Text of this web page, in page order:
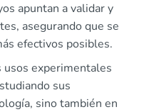
apuntan a validar y
asegurando que se
efectivos posibles.
usos experimentales
sus
sino también en